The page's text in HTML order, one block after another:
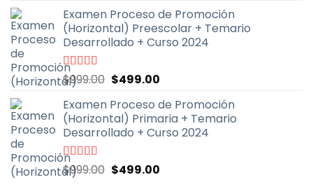
5
original
era:
$999.00.
actual
es:
$499.00.
Examen Proceso de Promoción
(Horizontal) Preescolar + Temario
Desarrollado + Curso 2024
Valorado
con
5
$999.00 El
original
era:
$999.00.
$499.00El
actual
es:
$499.00.
Examen Proceso de Promoción
(Horizontal) Primaria + Temario
Desarrollado + Curso 2024
Valorado
con
$999.00 El
$499.00El